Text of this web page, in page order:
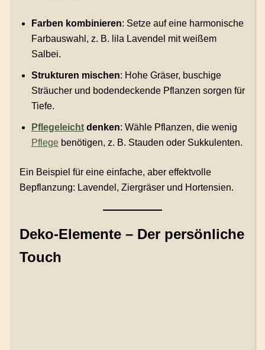
Farben kombinieren: Setze auf eine harmonische
Farbauswahl, z. B. lila Lavendel mit weißem
Salbei.
Strukturen mischen: Hohe Gräser, buschige
Sträucher und bodendeckende Pflanzen sorgen für
Tiefe.
Pflegeleichtdenken: Wähle Pflanzen, die wenig
Pflegebenötigen, z. B. Stauden oder Sukkulenten.
Ein Beispiel für eine einfache, aber effektvolle
Bepflanzung: Lavendel, Ziergräser und Hortensien.
Deko-Elemente – Der persönliche
Touch